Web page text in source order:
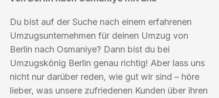
Du bist auf der Suche nach einem erfahrenen
Umzugsunternehmen für deinen Umzug von
Berlin nach Osmaniye? Dann bist du bei
Umzugskönig Berlin genau richtig! Aber lass uns
nicht nur darüber reden, wie gut wir sind – höre
lieber, was unsere zufriedenen Kunden über ihren